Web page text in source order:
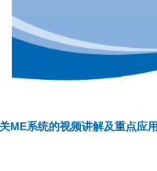
ME系统的视频讲解及重点应